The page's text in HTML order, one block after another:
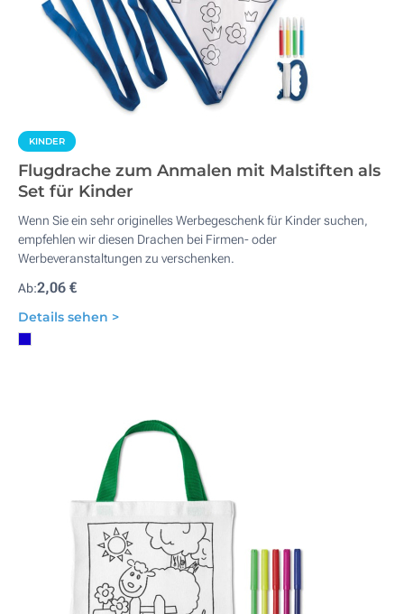
KINDER
Flugdrache zum Anmalen mit Malstiften als
Set für Kinder
Wenn Sie ein sehr originelles Werbegeschenk für Kinder suchen,
empfehlen wir diesen Drachen bei Firmen- oder
Werbeveranstaltungen zu verschenken.
Ab:2,06 €
Details sehen >